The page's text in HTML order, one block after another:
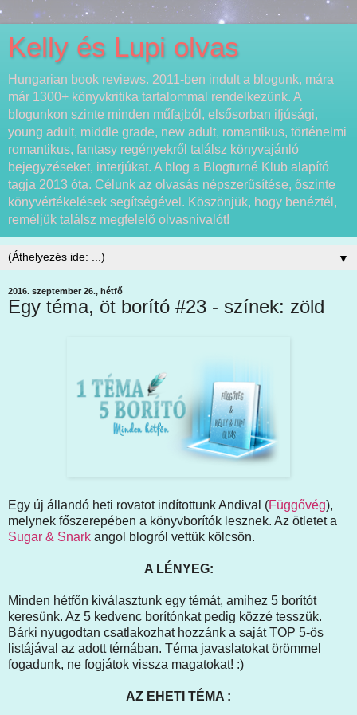
Kelly és Lupi olvas
Hungarian book reviews. 2011-ben indult a blogunk, mára
már 1300+ könyvkritika tartalommal rendelkezünk. A
blogunkon szinte minden műfajból, elsősorban ifjúsági,
young adult, middle grade, new adult, romantikus, történelmi
romantikus, fantasy regényekről találsz könyvajánló
bejegyzéseket, interjúkat. A blog a Blogturné Klub alapító
tagja 2013 óta. Célunk az olvasás népszerűsítése, őszinte
könyvértékelések segítségével. Köszönjük, hogy benéztél,
reméljük találsz megfelelő olvasnivalót!
▼
2016. szeptember 26., hétfő
Egy téma, öt borító #23 - színek: zöld
Egy új állandó heti rovatot indítottunk Andival (Függővég),
melynek főszerepében a könyvborítók lesznek. Az ötletet a
Sugar & Snark angol blogról vettük kölcsön.
A LÉNYEG:
Minden hétfőn kiválasztunk egy témát, amihez 5 borítót
keresünk. Az 5 kedvenc borítónkat pedig közzé tesszük.
Bárki nyugodtan csatlakozhat hozzánk a saját TOP 5-ös
listájával az adott témában. Téma javaslatokat örömmel
fogadunk, ne fogjátok vissza magatokat! :)
AZ EHETI TÉMA :